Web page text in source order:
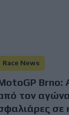
Race News
Brno:
τον αγώνα
σε